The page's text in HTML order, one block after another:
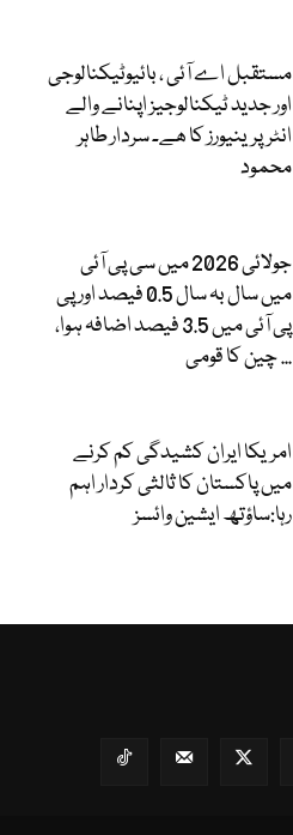
مستقبل اے آئی ، بائیوٹیکنالوجی
اور جدید ٹیکنالوجیز اپنانے والے
انٹرپرینیورز کا ھے۔ سردار طاہر
محمود
جولائی 2026 میں سی پی آئی
میں سال بہ سال 0.5 فیصد اور پی
پی آئی میں 3.5 فیصد اضافہ ہوا،
چین کا قومی...
امریکا ایران کشیدگی کم کرنے
میں پاکستان کا ثالثی کردار اہم
رہا:ساؤتھ ایشین وائسز